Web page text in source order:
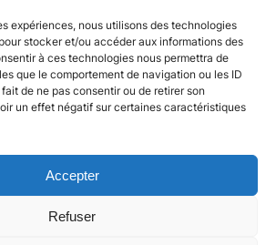
expériences, nous utilisons des technologies
stocker et/ou accéder aux informations des
à ces technologies nous permettra de
que le comportement de navigation ou les ID
de ne pas consentir ou de retirer son
un effet négatif sur certaines caractéristiques
Accepter
Refuser
nom, mon e-mail et mon site
pour mon prochain